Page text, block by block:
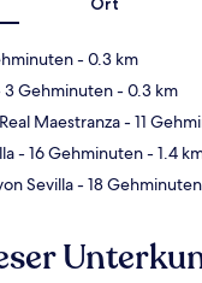
- 0.3 km
3 Gehminuten- 0.3 km
Maestranza- 11
- 16 Gehminuten- 1.4
Sevilla- 18 Gehminuten